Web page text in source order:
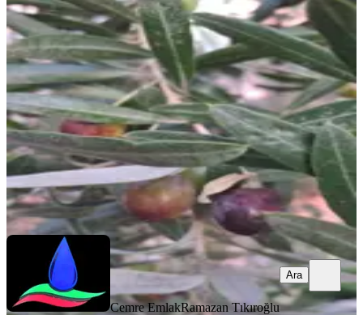
Denizli Kale İlçesinde Satılık Zeytinli
Kale, Çamlarca Mahallesi
11185 m²·206/m²·10.11.2025
2.300.000 ₺
Cemre EmlakRamazan Tıkıroğlu
Ara
Cemre EmlakRamazan Tıkıroğlu
Ara